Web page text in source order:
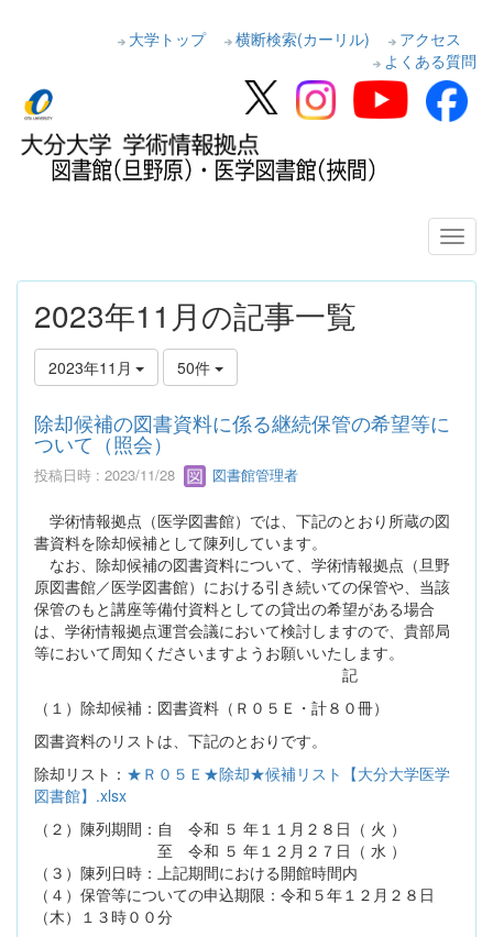
大学トップ 横断検索(カーリル)
アクセス
よくある質問
2023年11月の記事一覧
2023年11月 50件
除却候補の図書資料に係る継続保管の希望等に
ついて（照会）
投稿日時 : 2023/11/28 図書館管理者
学術情報拠点（医学図書館）では、下記のとおり所蔵の図
書資料を除却候補として陳列しています。
なお、除却候補の図書資料について、学術情報拠点（旦野
原図書館／医学図書館）における引き続いての保管や、当該
保管のもと講座等備付資料としての貸出の希望がある場合
は、学術情報拠点運営会議において検討しますので、貴部局
等において周知くださいますようお願いいたします。
記
（１）除却候補：図書資料（Ｒ０５Ｅ・計８０冊）
図書資料のリストは、下記のとおりです。
除却リスト： ★Ｒ０５Ｅ★除却★候補リスト【大分大学医学
図書館】.xlsx
（２）陳列期間：自 令和 ５ 年１１月２８日（ 火 ）
至 令和 ５ 年１２月２７日（ 水 ）
（３）陳列日時：上記期間における開館時間内
（４）保管等についての申込期限：令和５年１２月２８日
（木）１３時００分